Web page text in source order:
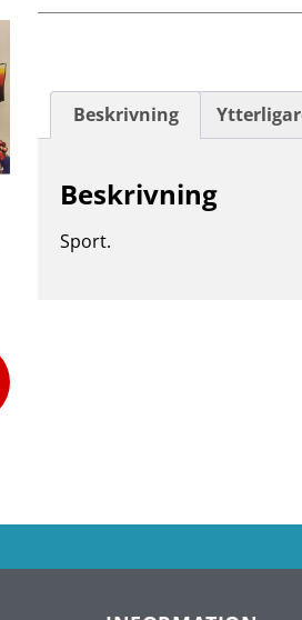
Beskrivning
Beskrivning
Sport.